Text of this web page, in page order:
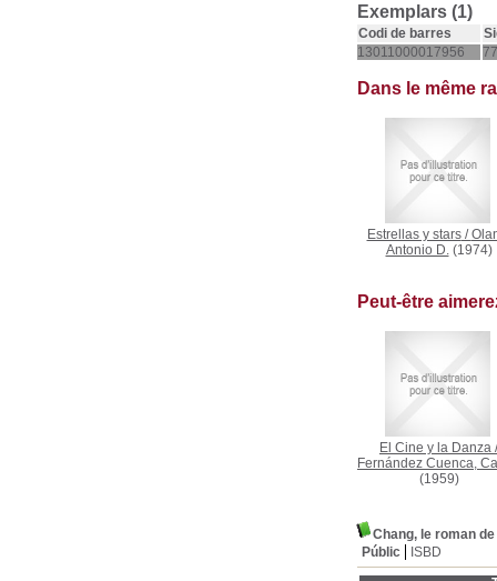
Exemplars (1)
Codi de barres
13011000017956
Dans le même
Estrellas y stars/
Antonio D.(1974)
Peut-être
El Cine y la Danza /
Fernández Cuenca,
(1959)
Chang, le roman
Públic
ISBD